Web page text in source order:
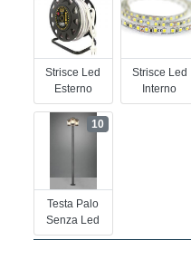
Strisce Led
Esterno
Strisce Led
Interno
Testa Palo
Senza Led
10